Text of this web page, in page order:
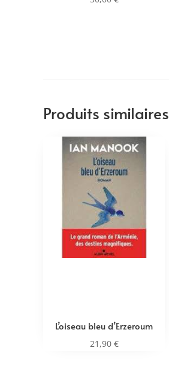
Produits similaires
L’oiseau bleu d’Erzeroum
21,90 €